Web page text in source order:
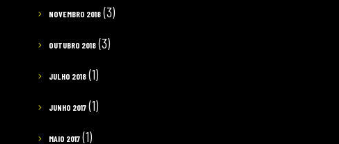
NOVEMBRO 2018 (3)
OUTUBRO 2018 (3)
JULHO 2018 (1)
JUNHO 2017 (1)
MAIO 2017 (1)